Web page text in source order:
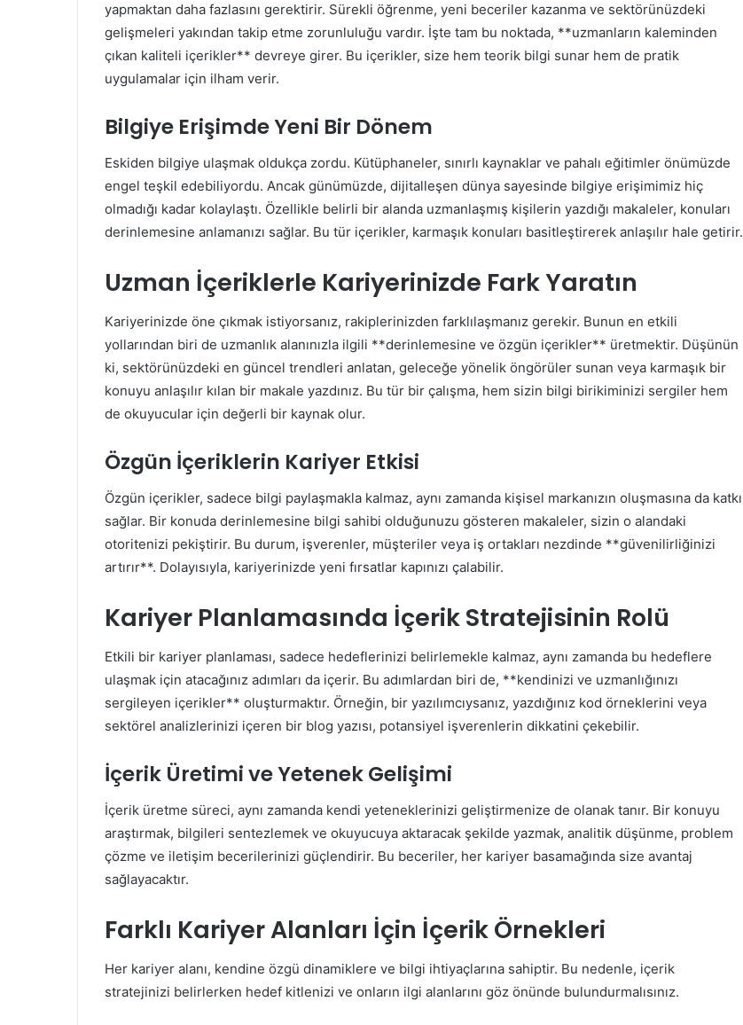
yapmaktan daha fazlasını gerektirir. Sürekli öğrenme, yeni beceriler kazanma ve sektörünüzdeki
gelişmeleri yakından takip etme zorunluluğu vardır. İşte tam bu noktada, **uzmanların kaleminden
çıkan kaliteli içerikler** devreye girer. Bu içerikler, size hem teorik bilgi sunar hem de pratik
uygulamalar için ilham verir.
Bilgiye Erişimde Yeni Bir Dönem
Eskiden bilgiye ulaşmak oldukça zordu. Kütüphaneler, sınırlı kaynaklar ve pahalı eğitimler önümüzde
engel teşkil edebiliyordu. Ancak günümüzde, dijitalleşen dünya sayesinde bilgiye erişimimiz hiç
olmadığı kadar kolaylaştı. Özellikle belirli bir alanda uzmanlaşmış kişilerin yazdığı makaleler, konuları
derinlemesine anlamanızı sağlar. Bu tür içerikler, karmaşık konuları basitleştirerek anlaşılır hale getirir.
Uzman İçeriklerle Kariyerinizde Fark Yaratın
Kariyerinizde öne çıkmak istiyorsanız, rakiplerinizden farklılaşmanız gerekir. Bunun en etkili
yollarından biri de uzmanlık alanınızla ilgili **derinlemesine ve özgün içerikler** üretmektir. Düşünün
ki, sektörünüzdeki en güncel trendleri anlatan, geleceğe yönelik öngörüler sunan veya karmaşık bir
konuyu anlaşılır kılan bir makale yazdınız. Bu tür bir çalışma, hem sizin bilgi birikiminizi sergiler hem
de okuyucular için değerli bir kaynak olur.
Özgün İçeriklerin Kariyer Etkisi
Özgün içerikler, sadece bilgi paylaşmakla kalmaz, aynı zamanda kişisel markanızın oluşmasına da katkı
sağlar. Bir konuda derinlemesine bilgi sahibi olduğunuzu gösteren makaleler, sizin o alandaki
otoritenizi pekiştirir. Bu durum, işverenler, müşteriler veya iş ortakları nezdinde **güvenilirliğinizi
artırır**. Dolayısıyla, kariyerinizde yeni fırsatlar kapınızı çalabilir.
Kariyer Planlamasında İçerik Stratejisinin Rolü
Etkili bir kariyer planlaması, sadece hedeflerinizi belirlemekle kalmaz, aynı zamanda bu hedeflere
ulaşmak için atacağınız adımları da içerir. Bu adımlardan biri de, **kendinizi ve uzmanlığınızı
sergileyen içerikler** oluşturmaktır. Örneğin, bir yazılımcıysanız, yazdığınız kod örneklerini veya
sektörel analizlerinizi içeren bir blog yazısı, potansiyel işverenlerin dikkatini çekebilir.
İçerik Üretimi ve Yetenek Gelişimi
İçerik üretme süreci, aynı zamanda kendi yeteneklerinizi geliştirmenize de olanak tanır. Bir konuyu
araştırmak, bilgileri sentezlemek ve okuyucuya aktaracak şekilde yazmak, analitik düşünme, problem
çözme ve iletişim becerilerinizi güçlendirir. Bu beceriler, her kariyer basamağında size avantaj
sağlayacaktır.
Farklı Kariyer Alanları İçin İçerik Örnekleri
Her kariyer alanı, kendine özgü dinamiklere ve bilgi ihtiyaçlarına sahiptir. Bu nedenle, içerik
stratejinizi belirlerken hedef kitlenizi ve onların ilgi alanlarını göz önünde bulundurmalısınız.